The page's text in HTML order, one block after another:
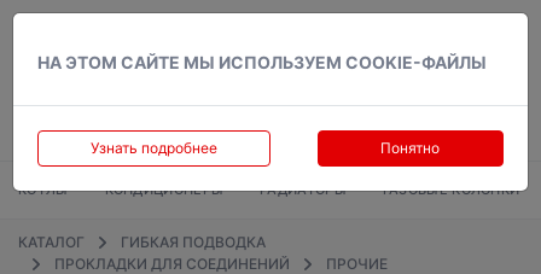
НА ЭТОМ САЙТЕ МЫ ИСПОЛЬЗУЕМ COOKIE-ФАЙЛЫ
Узнать подробнее Понятно
КОТЛЫ КОНДИЦИОНЕРЫ РАДИАТОРЫ ГАЗОВЫЕ КОЛОНКИ
КАТАЛОГ
ГИБКАЯ ПОДВОДКА
ПРОКЛАДКИ ДЛЯ СОЕДИНЕНИЙ
ПРОЧИЕ